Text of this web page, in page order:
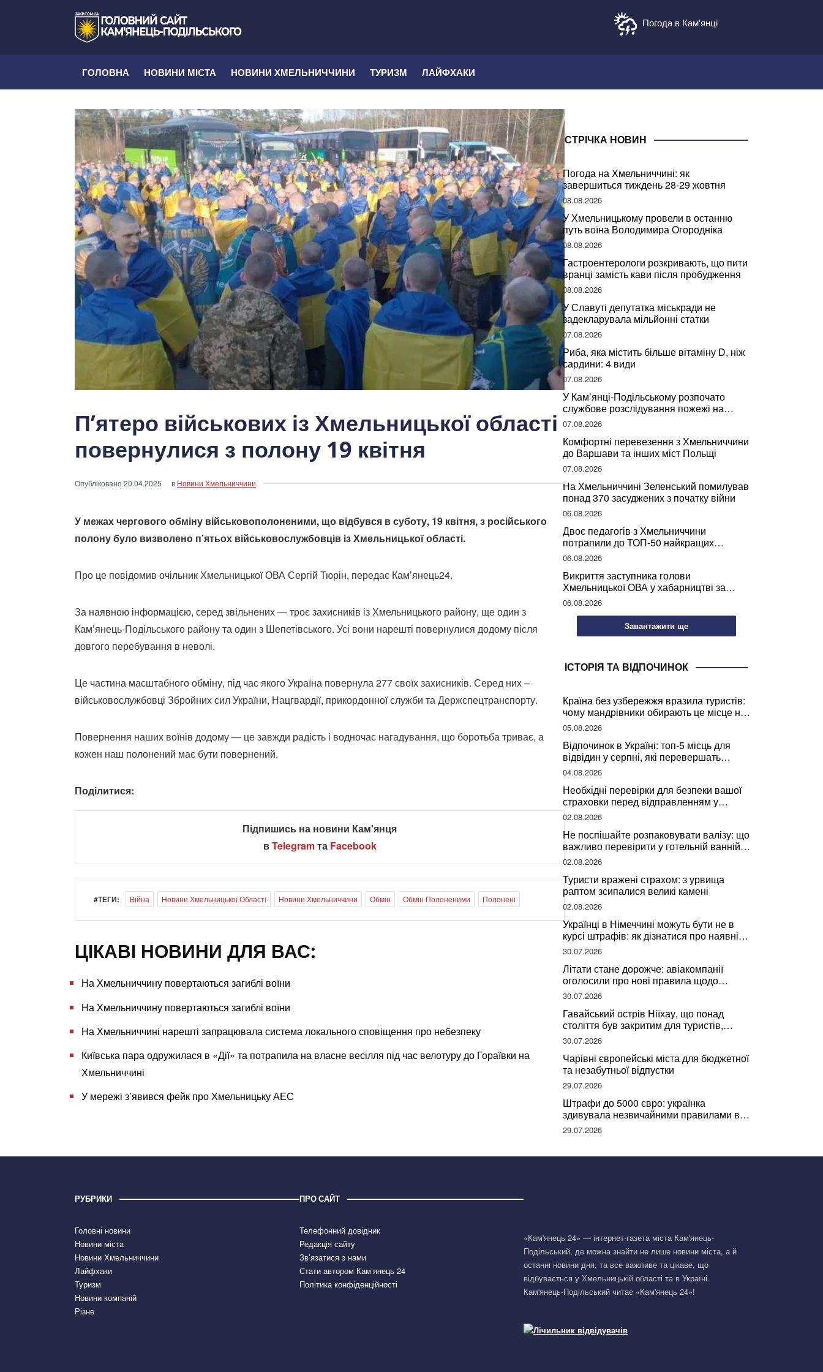
Погода в Кам'янці
ГОЛОВНА НОВИНИ МІСТА НОВИНИ ХМЕЛЬНИЧЧИНИ ТУРИЗМ ЛАЙФХАКИ
П’ятеро військових із Хмельницької області
повернулися з полону 19 квітня
Опубліковано20.04.2025 в Новини Хмельниччини
У межах чергового обміну військовополоненими, що відбувся в суботу, 19 квітня, з російського
полону було визволено п’ятьох військовослужбовців із Хмельницької області.
Про це повідомив очільник Хмельницької ОВА Сергій Тюрін, передає Кам’янець24.
За наявною інформацією, серед звільнених — троє захисників із Хмельницького району, ще один з
Кам’янець-Подільського району та один з Шепетівського. Усі вони нарешті повернулися додому після
довгого перебування в неволі.
Це частина масштабного обміну, під час якого Україна повернула 277 своїх захисників. Серед них –
військовослужбовці Збройних сил України, Нацгвардії, прикордонної служби та Держспецтранспорту.
Повернення наших воїнів додому — це завжди радість і водночас нагадування, що боротьба триває, а
кожен наш полонений має бути повернений.
Поділитися:
Підпишись на новини Кам'янця
вTelegramта Facebook
#ТЕГИ: Війна Новини Хмельницької Області Новини Хмельниччини Обмін Обмін Полоненими Полонені
ЦІКАВІ НОВИНИ ДЛЯ ВАС:
На Хмельниччину повертаються загиблі воїни
На Хмельниччину повертаються загиблі воїни
На Хмельниччині нарешті запрацювала система локального сповіщення про небезпеку
Київська пара одружилася в «Дії» та потрапила на власне весілля під час велотуру до Гораївки на
Хмельниччині
У мережі з’явився фейк про Хмельницьку АЕС
СТРІЧКА НОВИН
Погода на Хмельниччині: як
завершиться тиждень 28-29 жовтня
08.08.2026
У Хмельницькому провели в останню
путь воїна Володимира Огородніка
08.08.2026
Гастроентерологи розкривають, що пити
вранці замість кави після пробудження
08.08.2026
У Славуті депутатка міськради не
задекларувала мільйонні статки
07.08.2026
Риба, яка містить більше вітаміну D, ніж
сардини: 4 види
07.08.2026
У Кам’янці-Подільському розпочато
службове розслідування пожежі на
сміттєзвалищі
07.08.2026
Комфортні перевезення з Хмельниччини
до Варшави та інших міст Польщі
07.08.2026
На Хмельниччині Зеленський помилував
понад 370 засуджених з початку війни
06.08.2026
Двоє педагогів з Хмельниччини
потрапили до ТОП-50 найкращих
учителів України
06.08.2026
Викриття заступника голови
Хмельницької ОВА у хабарництві за
підписання контрактів на ремонт доріг
06.08.2026
Завантажити ще
ІСТОРІЯ ТА ВІДПОЧИНОК
Країна без узбережжя вразила туристів:
чому мандрівники обирають це місце на
відпочинок
05.08.2026
Відпочинок в Україні: топ-5 місць для
відвідин у серпні, які перевершать
закордонні враження
04.08.2026
Необхідні перевірки для безпеки вашої
страховки перед відправленням у
подорож
02.08.2026
Не поспішайте розпаковувати валізу: що
важливо перевірити у готельній ванній
за словами досвідченої мандрівниці
02.08.2026
Туристи вражені страхом: з урвища
раптом зсипалися великі камені
02.08.2026
Українці в Німеччині можуть бути не в
курсі штрафів: як дізнатися про наявні
борги
30.07.2026
Літати стане дорожче: авіакомпанії
оголосили про нові правила щодо
вибору місць
30.07.2026
Гавайський острів Ніїхау, що понад
століття був закритим для туристів,
починає приймати перших відвідувачів
30.07.2026
Чарівні європейські міста для бюджетної
та незабутньої відпустки
29.07.2026
Штрафи до 5000 євро: українка
здивувала незвичайними правилами в
Німеччині та поділилася правдою
29.07.2026
РУБРИКИ
Головні новини
Новини міста
Новини Хмельниччини
Лайфхаки
Туризм
Новини компаній
Різне
ПРО САЙТ
Телефонний довідник
Редакція сайту
Зв’язатися з нами
Стати автором Кам’янець 24
Політика конфіденційності
«Кам'янець 24» — інтернет-газета міста Кам'янець-
Подільський, де можна знайти не лише новини міста, а й
останні новини дня, та все важливе та цікаве, що
відбувається у Хмельницькій області та в Україні.
Кам'янець-Подільський читає «Кам'янець 24»!